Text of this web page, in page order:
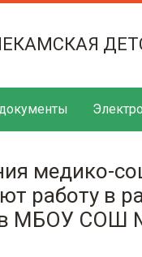
медико-
работу в
МБОУ СОШ